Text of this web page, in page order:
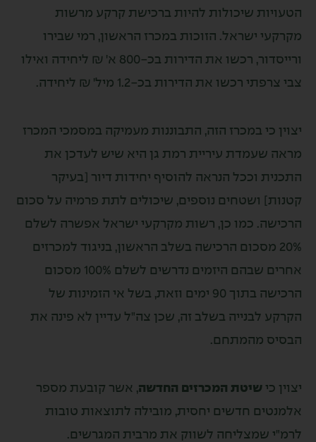
שיכולות להיות ברכישת קרקע מרשות
ישראל. הזוכות במכרז הראשון, רמי שבירו
ורייסדור, רכשו את הדירות בכ-800 א' ₪ ליחידה ואילו
רכשו את הדירות בכ-1.2 מיל' ₪ ליחידה.
כי במכרז הזה, התבוננות מעמיקה במסמכי המכרז
שעמדת עיריית רמת גן היא שיש לעדכן את
וככל הנראה להוסיף יחידות דיור [בעיקר
ושטחים נוספים, שיכולים לתת פרמיה על סכום
כמו כן, רשות מקרקעי ישראל אפשרה לשלם
20% מסכום הרכישה בשלב הראשון, בניגוד למכרזים
אחרים שבהם היזמים נדרשים לשלם 100% מסכום
הרכישה בתוך 90 ימים וזאת, בשל אי הזמינות של
לבנייה בשלב זה, שכן צה"ל עדיין לא פינה את
מהמתחם.
כישיטת המכרזים החדשה, אשר קובעת מספר
חדשים יחסית, מובילה לתוצאות טובות
שמצליחה לשווק את מרבית המגרשים.